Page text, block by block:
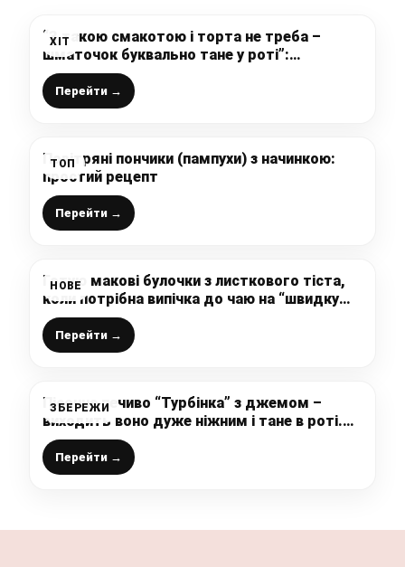
ХІТ
“З такою смакотою і торта не треба –
шматочок буквально тане у роті”:
йогуртовий пиріг без борошна (недорогий
десерт із простих продуктів)
Перейти →
ТОП
Повітряні пончики (пампухи) з начинкою:
простий рецепт
Перейти →
НОВЕ
Готую макові булочки з листкового тіста,
коли потрібна випічка до чаю на “швидку
руку: так смачно і так просто, багато
макової начинки
Перейти →
ЗБЕРЕЖИ
Пісочне печиво “Турбінка” з джемом –
виходить воно дуже ніжним і тане в роті.
Рекомендую!
Перейти →